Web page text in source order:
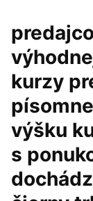
kurzy
výšku
s